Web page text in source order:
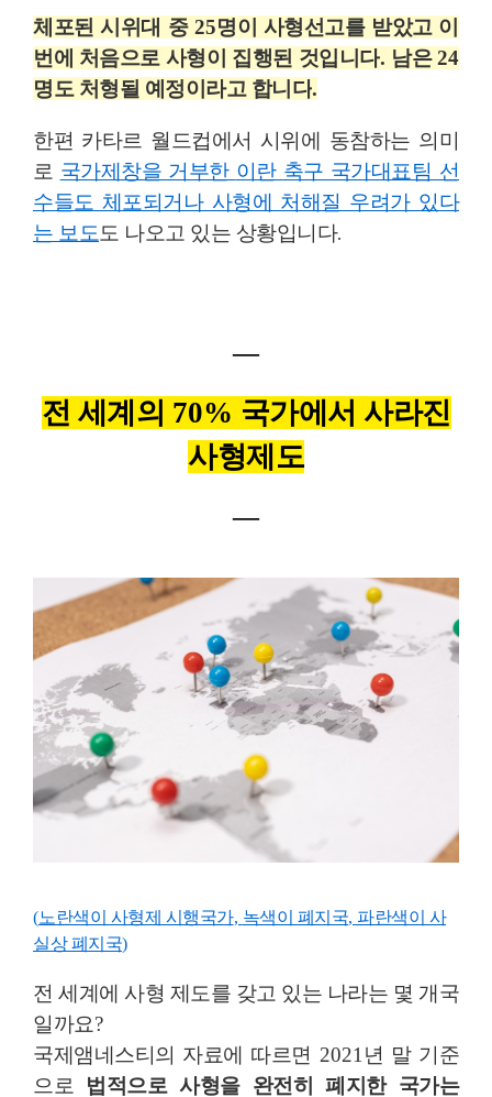
체포된 시위대 중 25명이 사형선고를 받았고 이
번에 처음으로 사형이 집행된 것입니다. 남은24
명도 처형될 예정이라고 합니다.
한편 카타르 월드컵에서 시위에 동참하는 의미
로 국가제창을 거부한 이란 축구 국가대표팀 선
수들도 체포되거나 사형에 처해질 우려가 있다
는 보도도 나오고 있는 상황입니다.
―
전 세계의 70% 국가에서 사라진
사형제도
―
(노란색이 사형제 시행국가, 녹색이 폐지국, 파란색이 사
실상 폐지국)
전 세계에 사형 제도를 갖고 있는 나라는 몇 개국
일까요?
국제앰네스티의 자료에 따르면 2021 년 말 기준
으로 법적으로 사형을 완전히 폐지한 국가는